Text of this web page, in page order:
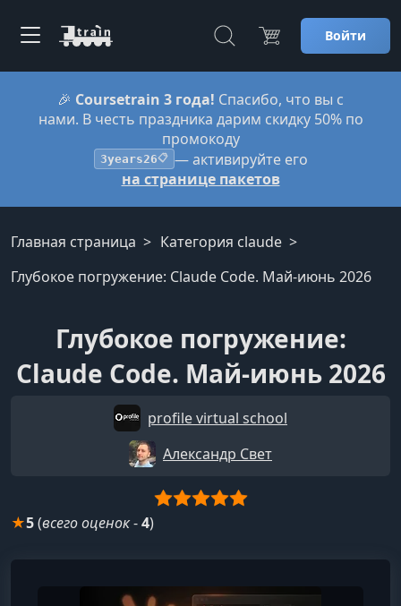
Войти
🎉 Coursetrain 3 года! Спасибо, что вы с
нами. В честь праздника дарим скидку 50% по
промокоду
3years26📋 — активируйте его
на странице пакетов
Главная страница
Категория claude
Глубокое погружение: Claude Code. Май-июнь 2026
Глубокое погружение:
Claude Code. Май-июнь 2026
profile virtual school
Александр Свет
★5(всего оценок-4)